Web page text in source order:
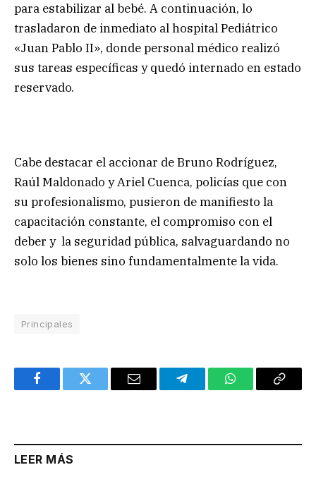
para estabilizar al bebé. A continuación, lo
trasladaron de inmediato al hospital Pediátrico
«Juan Pablo II», donde personal médico realizó
sus tareas específicas y quedó internado en estado
reservado.
Cabe destacar el accionar de Bruno Rodríguez,
Raúl Maldonado y Ariel Cuenca, policías que con
su profesionalismo, pusieron de manifiesto la
capacitación constante, el compromiso con el
deber y la seguridad pública, salvaguardando no
solo los bienes sino fundamentalmente la vida.
Principales
FacebookTwitter Email TelegramWhatsAppCopy
LEER MÁS